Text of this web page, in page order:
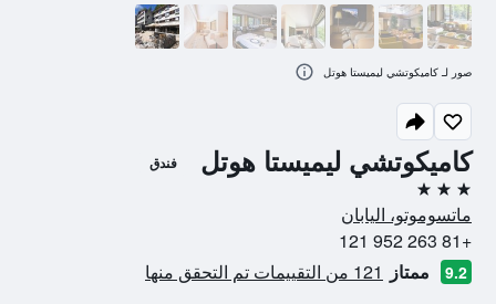
كاميكوتشي ليميستا هوتل فندق
3 نجوم
ماتسوموتو، اليابان
+81 263 952 121
9.2 ممتاز 121 من التقييمات تم التحقق منها
صور لـ كاميكوتشي ليميستا هوتل